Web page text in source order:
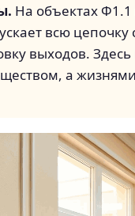
На объектах
всю
выходов.
а